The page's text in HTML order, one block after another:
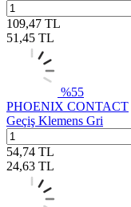
109,47 TL
51,45 TL
%55
PHOENIX CONTACT
Geçiş Klemens Gri
54,74 TL
24,63 TL